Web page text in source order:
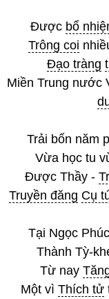
Được bổ
Trông coi
Đạo tràng
Miền Trung nước
Trải bốn năm
Vừa học tu
Được Thầy -
Truyền đăng Cụ
Tại Ngọc Phúc
Thành Tỳ-
Từ nay
Một vì Thích tử